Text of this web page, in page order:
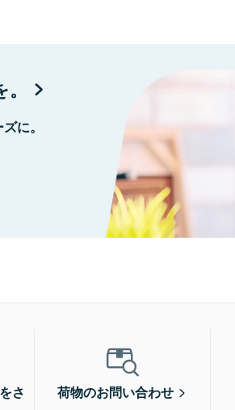
に。
さ
荷物のお問い合わせ